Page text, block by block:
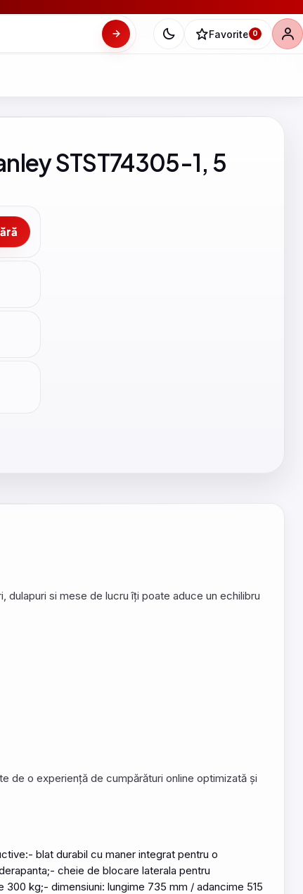
Favorite 0
STST74305-1, 5
dulapuri si mese de lucru îți poate aduce un echilibru
de o experiență de cumpărături online optimizată și
blat durabil cu maner integrat pentru o
cheie de blocare laterala pentru
kg;- dimensiuni: lungime 735 mm / adancime 515